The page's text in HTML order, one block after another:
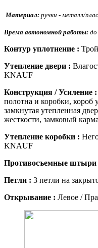
Материал: ручки - металл/
Время автономной работы: до
Контур уплотнение :
Утепление двери :
KNAUF
Конструкция / Усиление :
полотна и коробки,
замкнутая утепленная
жесткости, замковый
Утепление коробки :
KNAUF
Противосъемные штыри
Петли : 3 петли на
Открывание : Левое /